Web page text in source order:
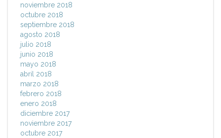
noviembre 2018
octubre 2018
septiembre 2018
agosto 2018
julio 2018
junio 2018
mayo 2018
abril 2018
marzo 2018
febrero 2018
enero 2018
diciembre 2017
noviembre 2017
octubre 2017